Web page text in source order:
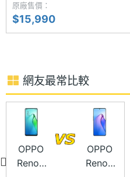
◎ 6.4 吋 2,400 x
（90Hz 螢幕更新率）
◎ 聯發科天璣 1300 八核
◎ 8GB RAM / 256GB
量
顯示螢幕
尺寸
主螢幕
解析度
2400x1080
主螢幕
像素密
411 ppi
原廠售價：
$15,990
網友最常比較
OPPO
Reno8
OPPO
Reno8